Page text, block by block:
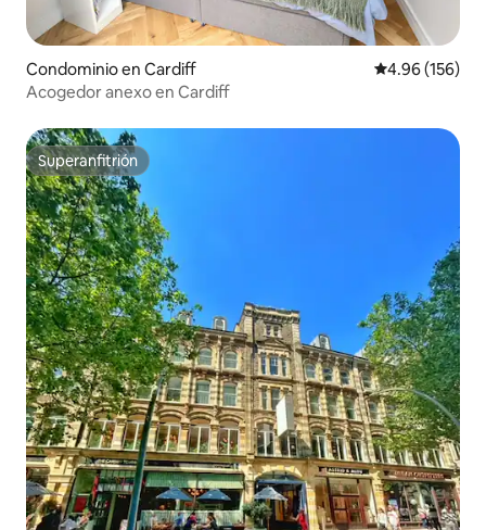
Condominio en Cardiff Calificación
4.96 (156)
Acogedor anexo en Cardiff
Superanfitrión
Superanfitrión